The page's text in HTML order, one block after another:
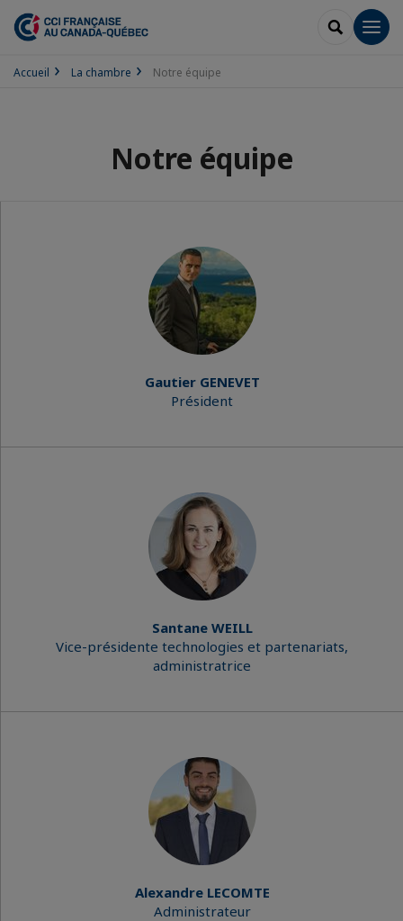
Accueil La chambre Notre équipe
Notre équipe
Gautier GENEVET
Président
Santane WEILL
Vice-présidente technologies et partenariats,
administratrice
Alexandre LECOMTE
Administrateur